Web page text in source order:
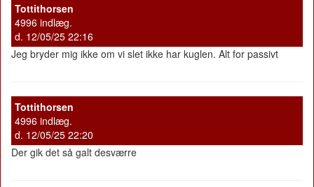
Tottithorsen
4996 indlæg.
d. 12/05/25 22:16
Jeg bryder mig ikke om vi slet ikke har kuglen. Alt for passivt
Tottithorsen
4996 indlæg.
d. 12/05/25 22:20
Der gik det så galt desværre